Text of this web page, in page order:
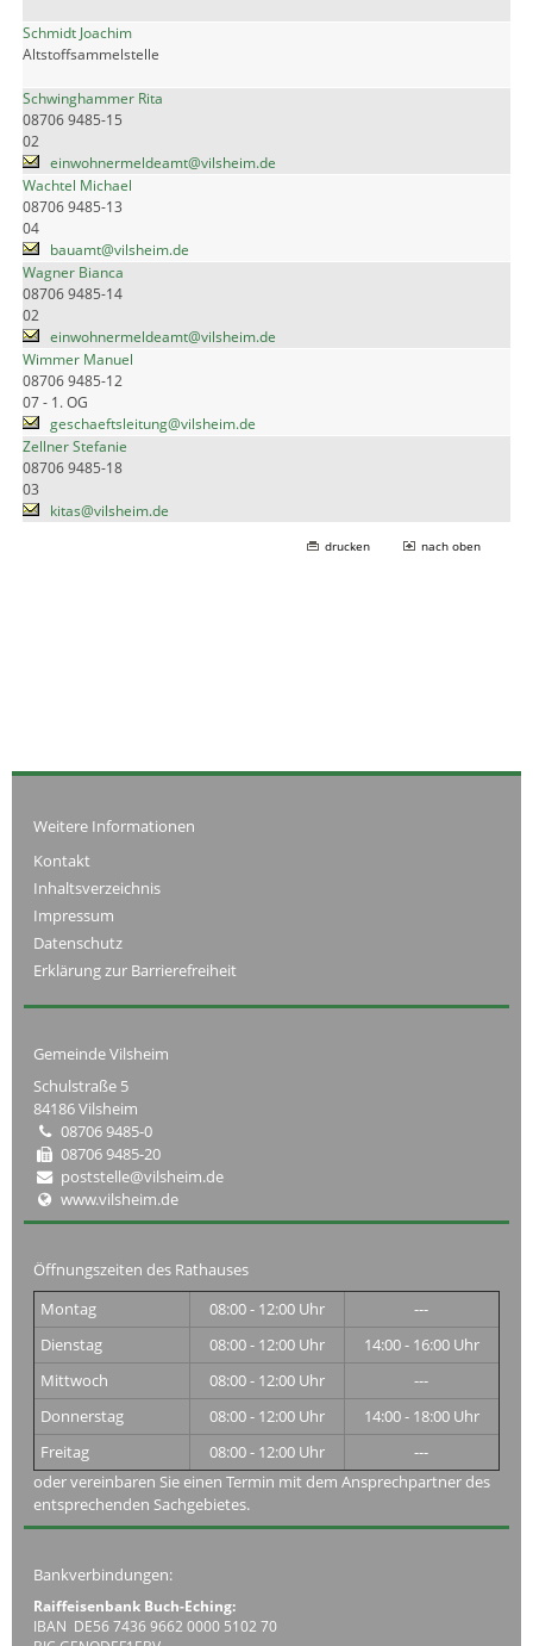
Schmidt Joachim
Altstoffsammelstelle
Schwinghammer Rita
08706 9485-15
02
einwohnermeldeamt@vilsheim.de
Wachtel Michael
08706 9485-13
04
bauamt@vilsheim.de
Wagner Bianca
08706 9485-14
02
einwohnermeldeamt@vilsheim.de
Wimmer Manuel
08706 9485-12
07 - 1. OG
geschaeftsleitung@vilsheim.de
Zellner Stefanie
08706 9485-18
03
kitas@vilsheim.de
drucken nach oben
Weitere Informationen
Kontakt
Inhaltsverzeichnis
Impressum
Datenschutz
Erklärung zur Barrierefreiheit
Gemeinde Vilsheim
Schulstraße 5
84186 Vilsheim
08706 9485-0
08706 9485-20
poststelle@vilsheim.de
www.vilsheim.de
Öffnungszeiten des Rathauses
Montag
08:00 - 12:00 Uhr
---
Dienstag
08:00 - 12:00 Uhr
14:00 - 16:00 Uhr
Mittwoch
08:00 - 12:00 Uhr
---
Donnerstag
08:00 - 12:00 Uhr
14:00 - 18:00 Uhr
Freitag
08:00 - 12:00 Uhr
---
oder vereinbaren Sie einen Termin mit dem Ansprechpartner des
entsprechenden Sachgebietes.
Bankverbindungen:
Raiffeisenbank Buch-Eching:
IBAN DE56 7436 9662 0000 5102 70